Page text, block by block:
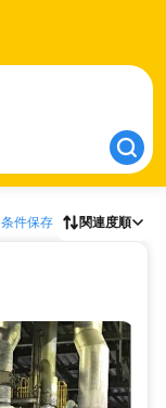
条件保存 関連度順